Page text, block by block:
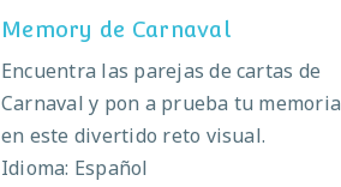
Memory de Carnaval
Encuentra las parejas de cartas de
Carnaval y pon a prueba tu memoria
en este divertido reto visual.
Idioma: Español